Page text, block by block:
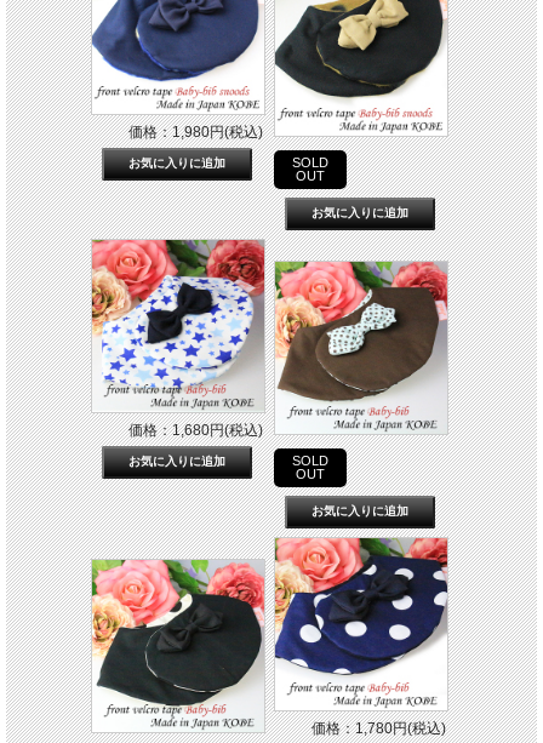
価格：1,980円(税込)
SOLD
OUT
価格：1,680円(税込)
SOLD
OUT
価格：1,780円(税込)